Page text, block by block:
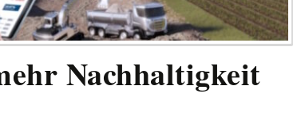
Nachhaltigkeit